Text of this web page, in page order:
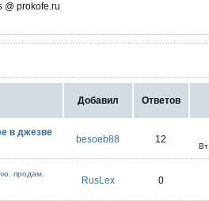
@ prokofe.ru
Добавил Ответов
в джезве
besoeb88 12
продам,
RusLex 0